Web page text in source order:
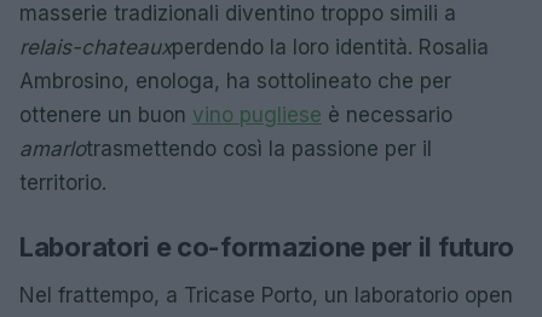
masserie tradizionali diventino troppo simili a
relais-chateauxperdendo la loro identità. Rosalia
Ambrosino, enologa, ha sottolineato che per
ottenere un buon vino pugliese è necessario
amarlotrasmettendo così la passione per il
territorio.
Laboratori e co-formazione per il futuro
Nel frattempo, a Tricase Porto, un laboratorio open